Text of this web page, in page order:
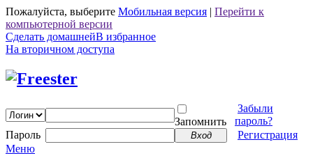
Пожалуйста, выберите Мобильная версия | Перейти к
компьютерной версии
Сделать домашнейВ избранное
На вторичном доступа
Запомнить
Забыли
пароль?
Пароль
Вход
Регистрация
Меню